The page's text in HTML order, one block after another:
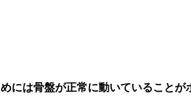
めには骨盤が正常に動いていることが